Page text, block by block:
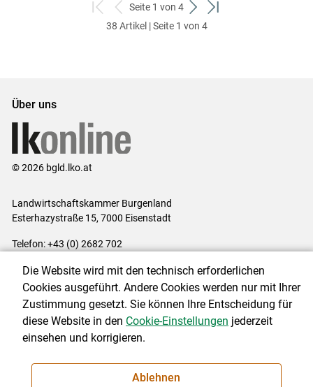
zum
ersten
zurück
zum
Seite 1 von 4
weiter
zum
zum
38 Artikel | Seite 1 von 4
Über uns
© 2026 bgld.lko.at
Landwirtschaftskammer Burgenland
Esterhazystraße 15, 7000 Eisenstadt
Telefon: +43 (0) 2682 702
Impressum|Kontakt|Datenschutzerklärung|Barrierefreiheit|
Cookie-Einstellungen
NEWSLETTER
Die Website wird mit den technisch erforderlichen
Cookies ausgeführt. Andere Cookies werden nur mit Ihrer
Zustimmung gesetzt. Sie können Ihre Entscheidung für
diese Website in den Cookie-Einstellungen jederzeit
einsehen und korrigieren.
Ablehnen